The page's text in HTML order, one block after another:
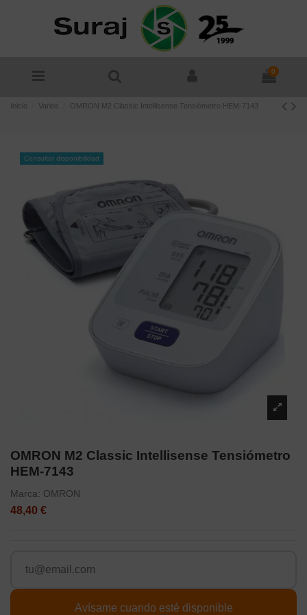
0
Inicio Varios OMRON M2 Classic Intellisense Tensiómetro HEM-7143
Consultar disponibilidad
OMRON M2 Classic Intellisense Tensiómetro
HEM-7143
Marca: OMRON
48,40 €